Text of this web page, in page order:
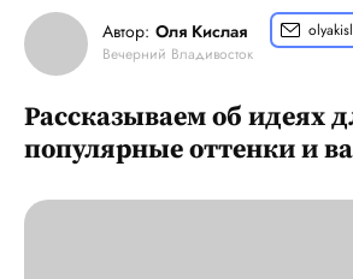
Автор: Оля Кислая
Вечерний Владивосток
Рассказываем об идеях
популярные оттенки и